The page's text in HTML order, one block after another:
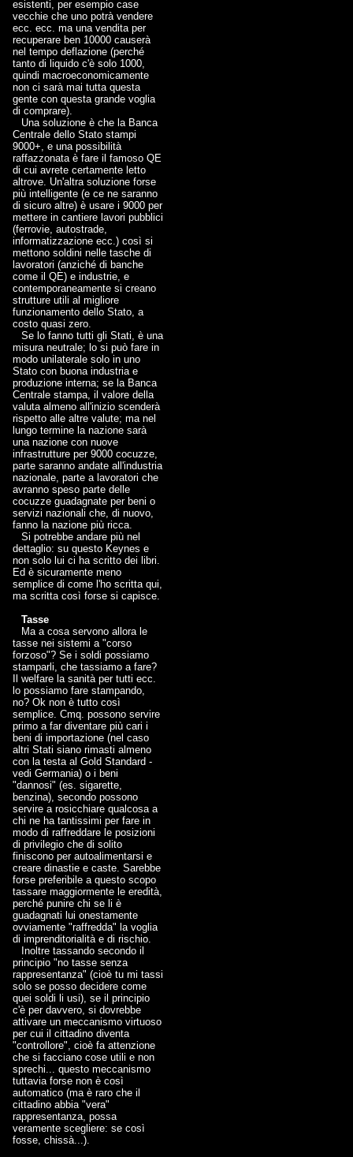
esistenti, per esempio case
vecchie che uno potrà vendere
ecc. ecc. ma una vendita per
recuperare ben 10000 causerà
nel tempo deflazione (perché
tanto di liquido c'è solo 1000,
quindi macroeconomicamente
non ci sarà mai tutta questa
gente con questa grande voglia
di comprare).
Una soluzione è che la Banca
Centrale dello Stato stampi
9000+, e una possibilità
raffazzonata è fare il famoso QE
di cui avrete certamente letto
altrove. Un'altra soluzione forse
più intelligente (e ce ne saranno
di sicuro altre) è usare i 9000 per
mettere in cantiere lavori pubblici
(ferrovie, autostrade,
informatizzazione ecc.) così si
mettono soldini nelle tasche di
lavoratori (anziché di banche
come il QE) e industrie, e
contemporaneamente si creano
strutture utili al migliore
funzionamento dello Stato, a
costo quasi zero.
Se lo fanno tutti gli Stati, è una
misura neutrale; lo si può fare in
modo unilaterale solo in uno
Stato con buona industria e
produzione interna; se la Banca
Centrale stampa, il valore della
valuta almeno all'inizio scenderà
rispetto alle altre valute; ma nel
lungo termine la nazione sarà
una nazione con nuove
infrastrutture per 9000 cocuzze,
parte saranno andate all'industria
nazionale, parte a lavoratori che
avranno speso parte delle
cocuzze guadagnate per beni o
servizi nazionali che, di nuovo,
fanno la nazione più ricca.
Si potrebbe andare più nel
dettaglio: su questo Keynes e
non solo lui ci ha scritto dei libri.
Ed è sicuramente meno
semplice di come l'ho scritta qui,
ma scritta così forse si capisce.
Tasse
Ma a cosa servono allora le
tasse nei sistemi a "corso
forzoso"? Se i soldi possiamo
stamparli, che tassiamo a fare?
Il welfare la sanità per tutti ecc.
lo possiamo fare stampando,
no? Ok non è tutto così
semplice. Cmq. possono servire
primo a far diventare più cari i
beni di importazione (nel caso
altri Stati siano rimasti almeno
con la testa al Gold Standard -
vedi Germania) o i beni
"dannosi" (es. sigarette,
benzina), secondo possono
servire a rosicchiare qualcosa a
chi ne ha tantissimi per fare in
modo di raffreddare le posizioni
di privilegio che di solito
finiscono per autoalimentarsi e
creare dinastie e caste. Sarebbe
forse preferibile a questo scopo
tassare maggiormente le eredità,
perché punire chi se li è
guadagnati lui onestamente
ovviamente "raffredda" la voglia
di imprenditorialità e di rischio.
Inoltre tassando secondo il
principio "no tasse senza
rappresentanza" (cioè tu mi tassi
solo se posso decidere come
quei soldi li usi), se il principio
c'è per davvero, si dovrebbe
attivare un meccanismo virtuoso
per cui il cittadino diventa
"controllore", cioè fa attenzione
che si facciano cose utili e non
sprechi... questo meccanismo
tuttavia forse non è così
automatico (ma è raro che il
cittadino abbia "vera"
rappresentanza, possa
veramente scegliere: se così
fosse, chissà...).